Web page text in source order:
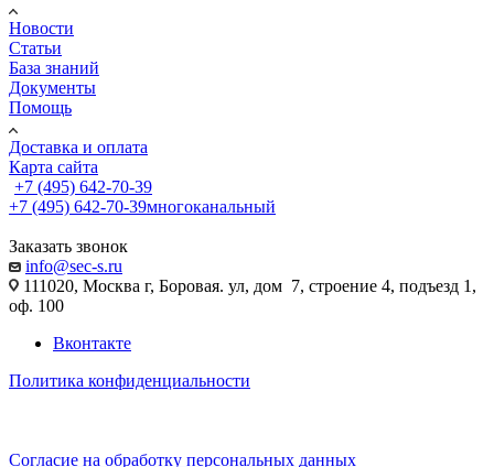
Новости
Статьи
База знаний
Документы
Помощь
Доставка и оплата
Карта сайта
+7 (495) 642-70-39
+7 (495) 642-70-39многоканальный
Заказать звонок
info@sec-s.ru
111020, Москва г, Боровая. ул, дом 7, строение 4, подъезд 1,
оф. 100
Вконтакте
Политика конфиденциальности
Согласие на обработку персональных данных